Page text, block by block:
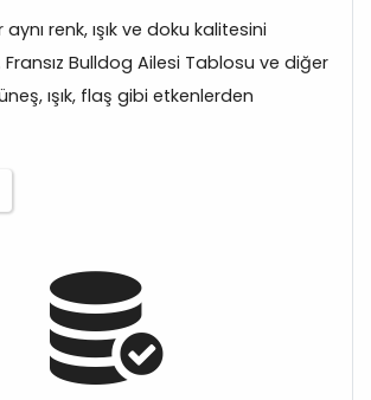
aynı renk, ışık ve doku kalitesini
Bulldog Ailesi Tablosu ve diğer
ışık, flaş gibi etkenlerden